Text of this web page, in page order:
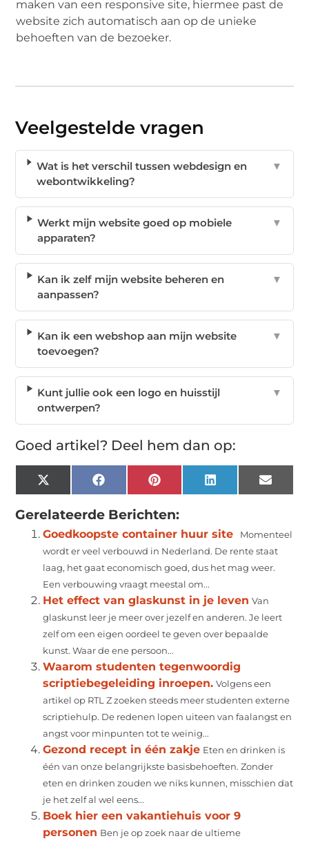
maken van een responsive site, hiermee past de
website zich automatisch aan op de unieke
behoeften van de bezoeker.
Veelgestelde vragen
Wat is het verschil tussen webdesign en
webontwikkeling?
▼
Werkt mijn website goed op mobiele
apparaten?
▼
Kan ik zelf mijn website beheren en
aanpassen?
▼
Kan ik een webshop aan mijn website
toevoegen?
▼
Kunt jullie ook een logo en huisstijl
ontwerpen?
▼
Goed artikel? Deel hem dan op:
X
(Twitter)
Facebook Pinterest LinkedIn Email
Gerelateerde Berichten:
Goedkoopste container huur site
Momenteel
wordt er veel verbouwd in Nederland. De rente staat
laag, het gaat economisch goed, dus het mag weer.
Een verbouwing vraagt meestal om...
Het effect van glaskunst in je leven Van
glaskunst leer je meer over jezelf en anderen. Je leert
zelf om een eigen oordeel te geven over bepaalde
kunst. Waar de ene persoon...
Waarom studenten tegenwoordig
scriptiebegeleiding inroepen. Volgens een
artikel op RTL Z zoeken steeds meer studenten externe
scriptiehulp. De redenen lopen uiteen van faalangst en
angst voor minpunten tot te weinig...
Gezond recept in één zakje Eten en drinken is
één van onze belangrijkste basisbehoeften. Zonder
eten en drinken zouden we niks kunnen, misschien dat
je het zelf al wel eens...
Boek hier een vakantiehuis voor 9
personen Ben je op zoek naar de ultieme